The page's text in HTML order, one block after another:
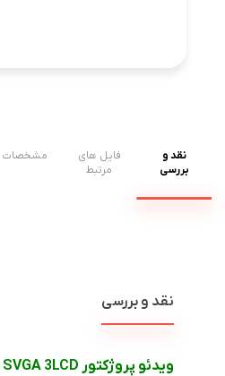
نقد و
بررسی
فایل های
مرتبط
مشخصات
نقد و بررسی
ویدئو پروژکتور 3LCD
SVGA